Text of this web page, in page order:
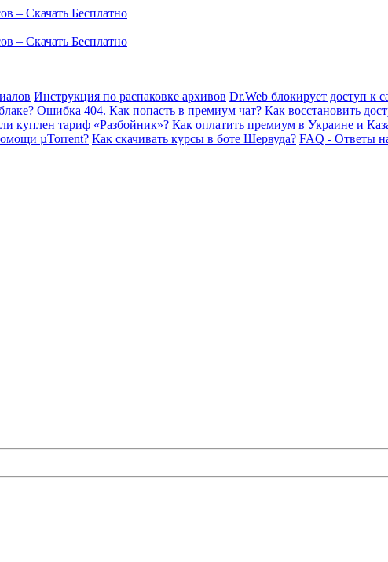
Инструкция по распаковке архивов Dr.Web блокирует доступ к
Ошибка 404. Как попасть в премиум чат? Как восстановить
куплен тариф «Разбойник»? Как оплатить премиум в Украине и
µTorrent? Как скачивать курсы в боте Шервуда? FAQ - Ответы